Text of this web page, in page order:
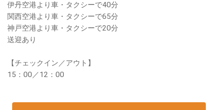
伊丹空港より車・タクシーで40分
関西空港より車・タクシーで65分
神戸空港より車・タクシーで20分
送迎あり
【チェックイン／アウト】
15：00／12：00